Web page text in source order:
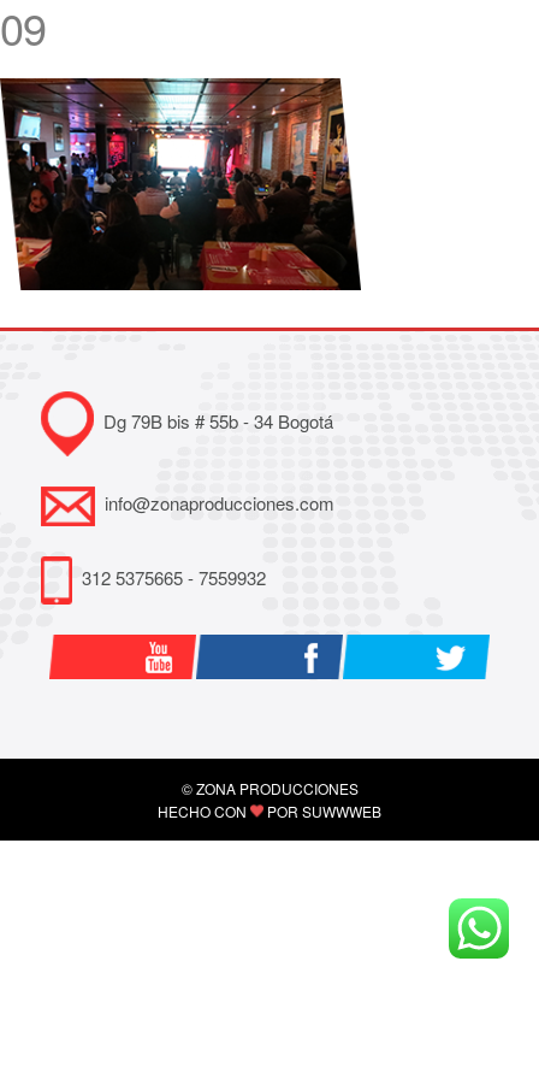
09
Dg 79B bis # 55b - 34 Bogotá
info@zonaproducciones.com
312 5375665 - 7559932
© ZONA PRODUCCIONES
HECHO CON
POR SUWWWEB